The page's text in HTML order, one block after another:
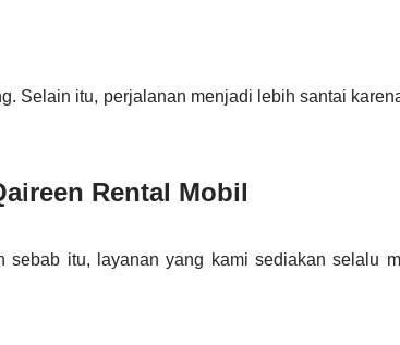
Selain itu, perjalanan menjadi lebih santai
Rental Mobil
itu, layanan yang kami sediakan selalu